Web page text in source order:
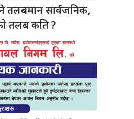
तलबमान सार्वजनिक,
तलब कति ?